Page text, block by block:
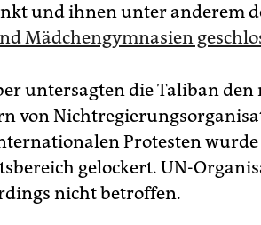
und ihnen unter anderem
Mädchengymnasien
untersagten die Taliban
von
Protesten
gelockert. UN-
nicht betroffen.